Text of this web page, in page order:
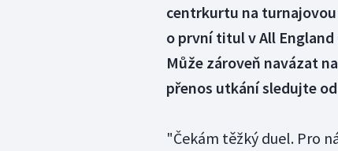
centrkurtu na
o první titul v All England
Může zároveň navázat
přenos utkání sledujte od
"Čekám těžký duel. Pro